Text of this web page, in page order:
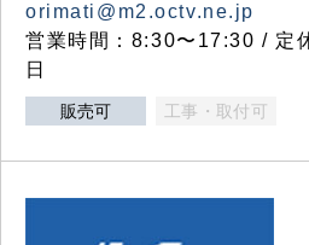
orimati@m2.octv.ne.jp
営業時間：8:30〜17:30 / 定
日
販売可 工事・取付可